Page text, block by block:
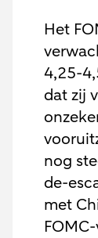
Het
4,25-
dat zij
nog
de-
met